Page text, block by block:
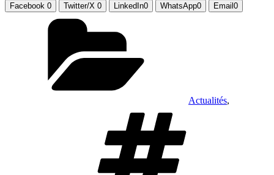
Facebook 0 Twitter/X 0 LinkedIn0 WhatsApp0 Email 0
Actualités,